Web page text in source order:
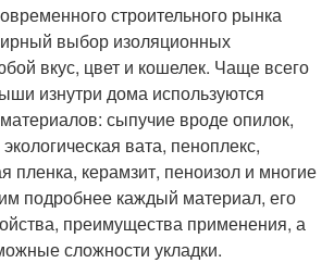
строительного рынка
выбор изоляционных
вкус, цвет и кошелек. Чаще всего
изнутри дома используются
сыпучие вроде опилок,
вата, пеноплекс,
пленка, керамзит, пеноизол и многие
подробнее каждый материал, его
преимущества применения, а
сложности укладки.